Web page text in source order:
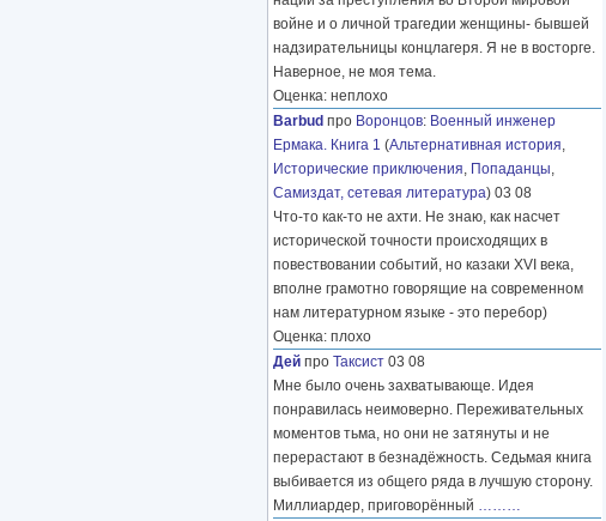
войне и о личной трагедии женщины- бывшей
надзирательницы концлагеря. Я не в восторге.
Наверное, не моя тема.
Оценка: неплохо
Barbud про Воронцов: Военный инженер
Ермака. Книга 1 (Альтернативная история,
Исторические приключения, Попаданцы,
Самиздат, сетевая литература) 03 08
Что-то как-то не ахти. Не знаю, как насчет
исторической точности происходящих в
повествовании событий, но казаки XVI века,
вполне грамотно говорящие на современном
нам литературном языке - это перебор)
Оценка: плохо
Дей про Таксист 03 08
Мне было очень захватывающе. Идея
понравилась неимоверно. Переживательных
моментов тьма, но они не затянуты и не
перерастают в безнадёжность. Седьмая книга
выбивается из общего ряда в лучшую сторону.
Миллиардер, приговорённый ………